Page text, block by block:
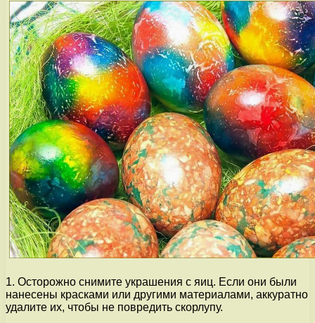
1. Осторожно снимите украшения с яиц. Если они были
нанесены красками или другими материалами, аккуратно
удалите их, чтобы не повредить скорлупу.